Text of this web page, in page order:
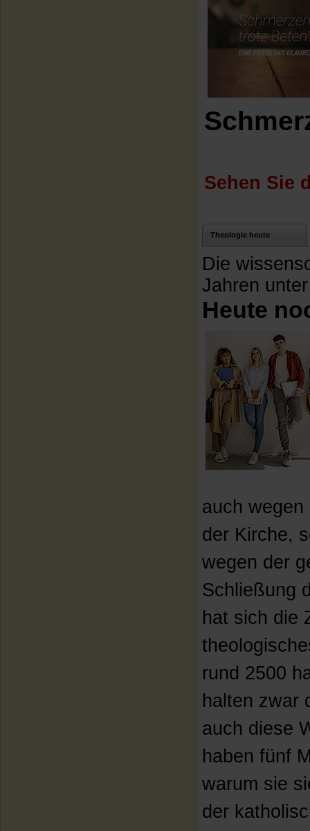
Sehen Sie
Theologie heute
Die
Jahren
Heute
auch
der Kirche,
wegen der
Schließung
hat sich die
rund 2500
halten zwar
auch diese
haben fünf
warum sie
der